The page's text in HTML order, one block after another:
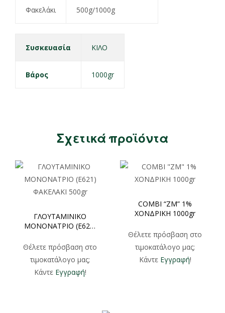
Φακελάκι 500g/1000g
Συσκευασία ΚΙΛΟ
Βάρος 1000gr
Σχετικά προϊόντα
ΓΛΟΥΤΑΜΙΝΙΚΟ
ΜΟΝΟΝΑΤΡΙΟ (Ε621)
Θέλετε πρόσβαση στο
τιμοκατάλογο μας;
Κάντε Εγγραφή!
COMBI “ZM” 1%
ΧΟΝΔΡΙΚΗ 1000gr
Θέλετε πρόσβαση στο
τιμοκατάλογο μας;
Κάντε Εγγραφή!